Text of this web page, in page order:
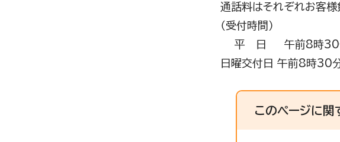
通話料はそれぞれお客様
（受付時間）
平 日 午前8時30分～
日曜交付日 午前8時30
このページに関